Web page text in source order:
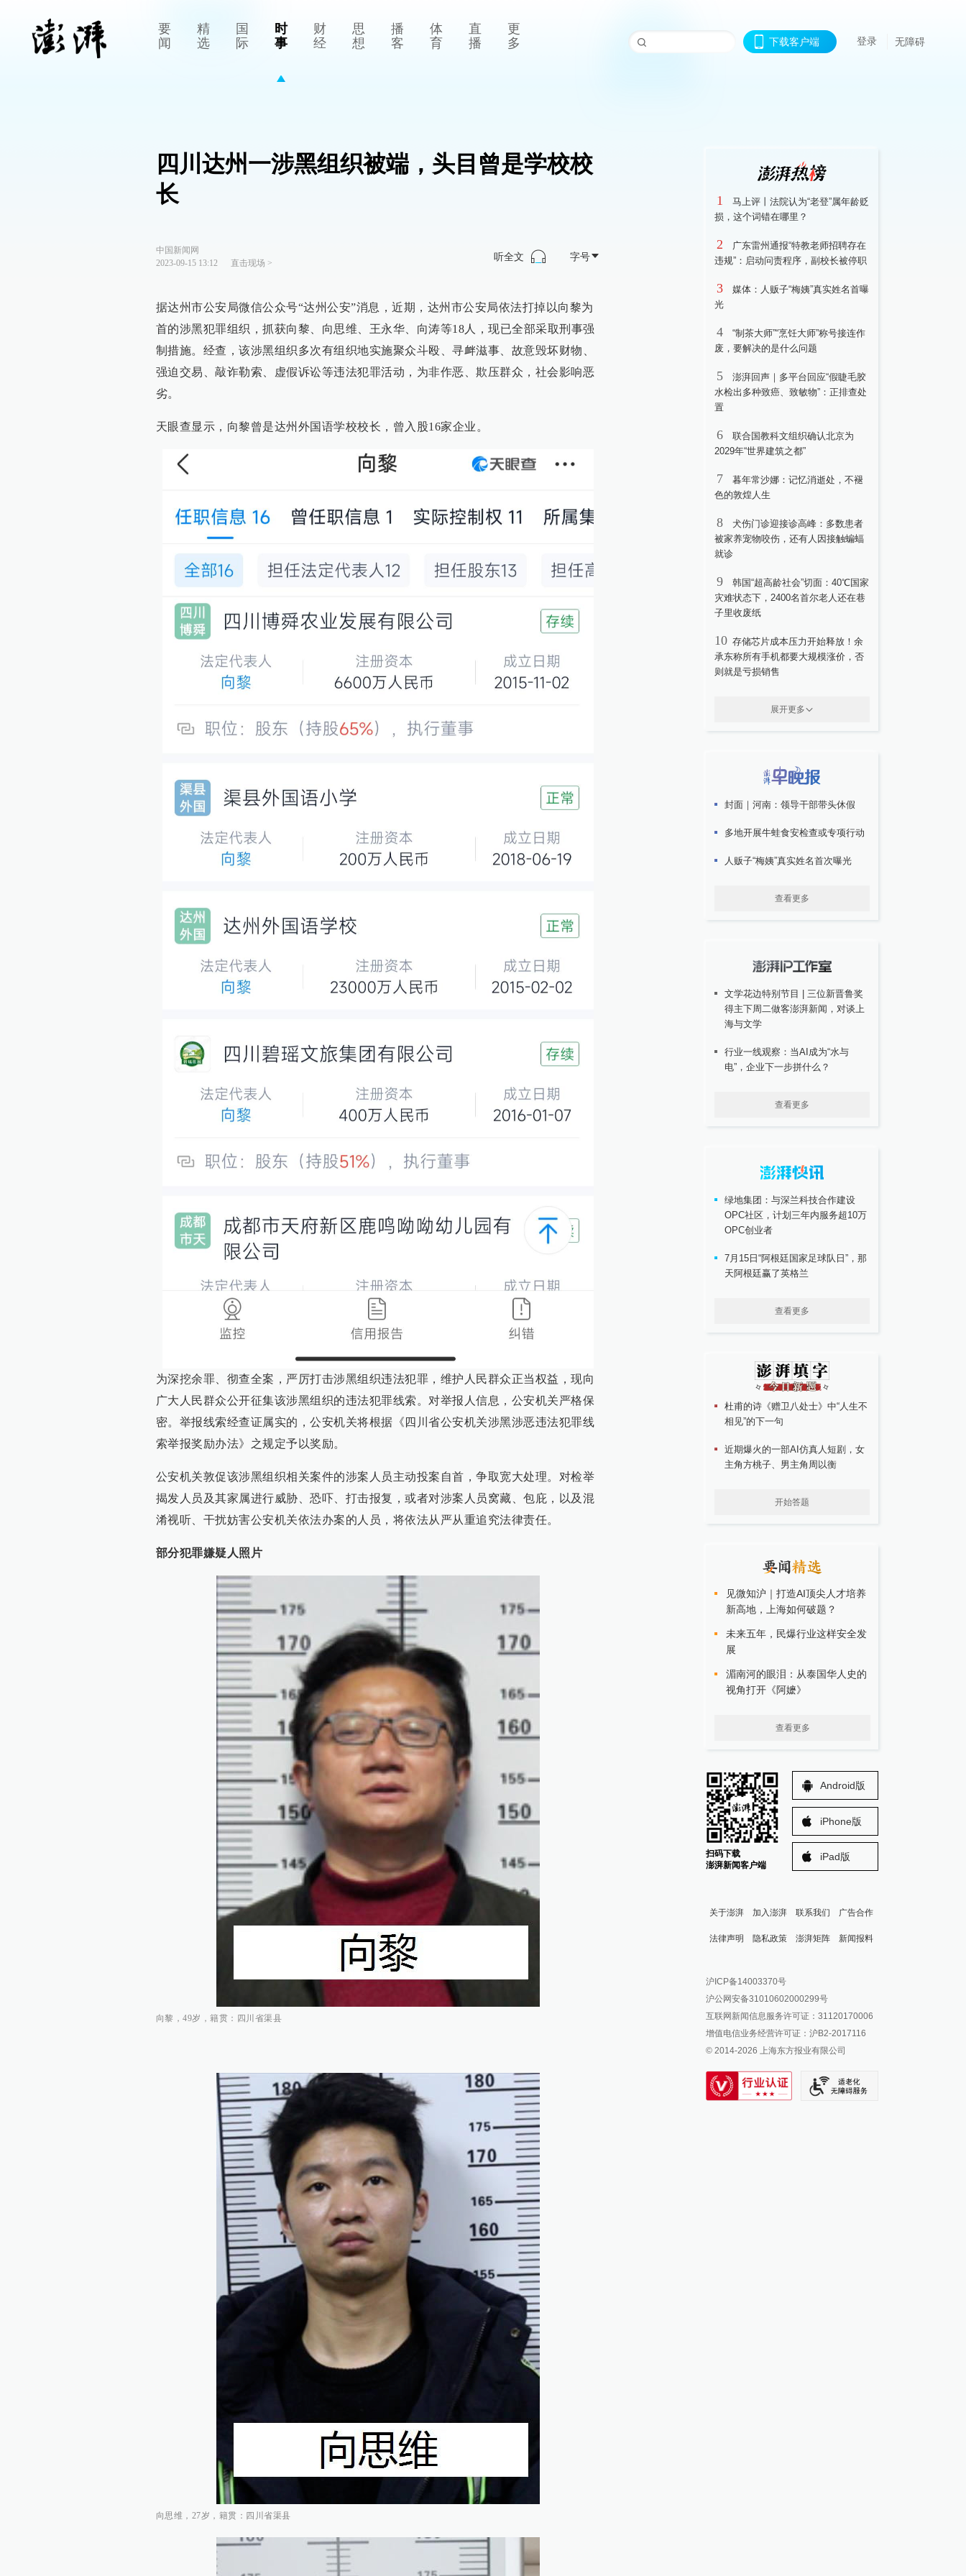
要
闻
精
选
国
际
时
事
财
经
思
想
播
客
体
育
直
播
更
多
下载客户端 登录 无障碍
四川达州一涉黑组织被端，头目曾是学校校
长
中国新闻网
2023-09-15 13:12
直击现场 >
听全文 字号
据达州市公安局微信公众号“达州公安”消息，近期，达州市公安局依法打掉以向黎为
首的涉黑犯罪组织，抓获向黎、向思维、王永华、向涛等18人，现已全部采取刑事强
制措施。经查，该涉黑组织多次有组织地实施聚众斗殴、寻衅滋事、故意毁坏财物、
强迫交易、敲诈勒索、虚假诉讼等违法犯罪活动，为非作恶、欺压群众，社会影响恶
劣。
天眼查显示，向黎曾是达州外国语学校校长，曾入股16家企业。
为深挖余罪、彻查全案，严厉打击涉黑组织违法犯罪，维护人民群众正当权益，现向
广大人民群众公开征集该涉黑组织的违法犯罪线索。对举报人信息，公安机关严格保
密。举报线索经查证属实的，公安机关将根据《四川省公安机关涉黑涉恶违法犯罪线
索举报奖励办法》之规定予以奖励。
公安机关敦促该涉黑组织相关案件的涉案人员主动投案自首，争取宽大处理。对检举
揭发人员及其家属进行威胁、恐吓、打击报复，或者对涉案人员窝藏、包庇，以及混
淆视听、干扰妨害公安机关依法办案的人员，将依法从严从重追究法律责任。
部分犯罪嫌疑人照片
向黎，49岁，籍贯：四川省渠县
向思维，27岁，籍贯：四川省渠县
1
马上评丨法院认为“老登”属年龄贬
损，这个词错在哪里？
2
广东雷州通报“特教老师招聘存在
违规”：启动问责程序，副校长被停职
3
媒体：人贩子“梅姨”真实姓名首曝
光
4
“制茶大师”“烹饪大师”称号接连作
废，要解决的是什么问题
5
澎湃回声｜多平台回应“假睫毛胶
水检出多种致癌、致敏物”：正排查处
置
6
联合国教科文组织确认北京为
2029年“世界建筑之都”
7
暮年常沙娜：记忆消逝处，不褪
色的敦煌人生
8
犬伤门诊迎接诊高峰：多数患者
被家养宠物咬伤，还有人因接触蝙蝠
就诊
9
韩国“超高龄社会”切面：40℃国家
灾难状态下，2400名首尔老人还在巷
子里收废纸
10 存储芯片成本压力开始释放！余
承东称所有手机都要大规模涨价，否
则就是亏损销售
展开更多
封面｜河南：领导干部带头休假
多地开展牛蛙食安检查或专项行动
人贩子“梅姨”真实姓名首次曝光
查看更多
文学花边特别节目 | 三位新晋鲁奖
得主下周二做客澎湃新闻，对谈上
海与文学
行业一线观察：当AI成为“水与
电”，企业下一步拼什么？
查看更多
绿地集团：与深兰科技合作建设
OPC社区，计划三年内服务超10万
OPC创业者
7月15日“阿根廷国家足球队日”，那
天阿根廷赢了英格兰
查看更多
杜甫的诗《赠卫八处士》中“人生不
相见”的下一句
近期爆火的一部AI仿真人短剧，女
主角方桃子、男主角周以衡
开始答题
见微知沪｜打造AI顶尖人才培养
新高地，上海如何破题？
未来五年，民爆行业这样安全发
展
湄南河的眼泪：从泰国华人史的
视角打开《阿嬷》
查看更多
扫码下载
澎湃新闻客户端
Android版
iPhone版
iPad版
关于澎湃 加入澎湃 联系我们 广告合作
法律声明 隐私政策 澎湃矩阵
澎湃新闻公众号
澎湃新闻抖音号
派生万物开放平台
IP SHANGHAI
SIXTH TONE
新闻报料
报料邮箱: news@thepaper.cn
沪ICP备14003370号
沪公网安备31010602000299号
互联网新闻信息服务许可证：31120170006
增值电信业务经营许可证：沪B2-2017116
© 2014-2026 上海东方报业有限公司